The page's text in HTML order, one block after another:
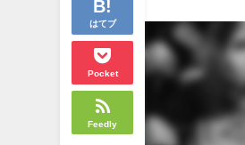
はてブ
Pocket
Feedly